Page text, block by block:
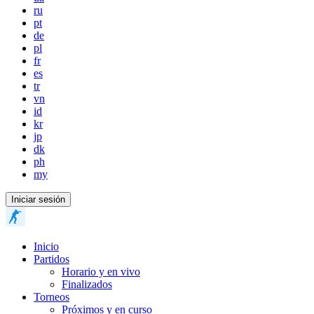
ru
pt
de
pl
fr
es
tr
vn
id
kr
jp
dk
ph
my
Iniciar sesión
Inicio
Partidos
Horario y en vivo
Finalizados
Torneos
Próximos y en curso